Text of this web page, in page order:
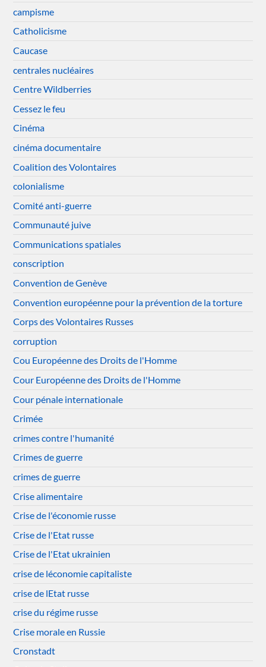
campisme
Catholicisme
Caucase
centrales nucléaires
Centre Wildberries
Cessez le feu
Cinéma
cinéma documentaire
Coalition des Volontaires
colonialisme
Comité anti-guerre
Communauté juive
Communications spatiales
conscription
Convention de Genève
Convention européenne pour la prévention de la torture
Corps des Volontaires Russes
corruption
Cou Européenne des Droits de l'Homme
Cour Européenne des Droits de l'Homme
Cour pénale internationale
Crimée
crimes contre l'humanité
Crimes de guerre
crimes de guerre
Crise alimentaire
Crise de l'économie russe
Crise de l'Etat russe
Crise de l'Etat ukrainien
crise de léconomie capitaliste
crise de lEtat russe
crise du régime russe
Crise morale en Russie
Cronstadt